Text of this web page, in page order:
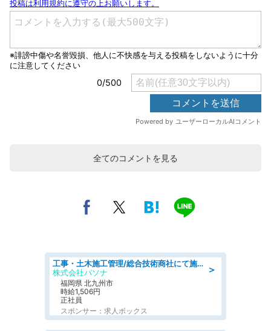
全てのコメントを見る
＞
工事・土木施工管理/総合技術商社にて施工管理のお仕事/即日勤務可/車通勤可/工事・土木施工管理/生産・品質管理
株式会社パソナ
福岡県 北九州市
時給1,506円
正社員
スポンサー：求人ボックス